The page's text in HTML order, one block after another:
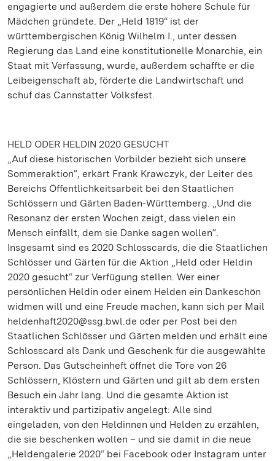
engagierte und außerdem die erste höhere Schule für
Mädchen gründete. Der „Held 1819“ ist der
württembergischen König Wilhelm I., unter dessen
Regierung das Land eine konstitutionelle Monarchie, ein
Staat mit Verfassung, wurde, außerdem schaffte er die
Leibeigenschaft ab, förderte die Landwirtschaft und
schuf das Cannstatter Volksfest.
HELD ODER HELDIN 2020 GESUCHT
„Auf diese historischen Vorbilder bezieht sich unsere
Sommeraktion“, erkärt Frank Krawczyk, der Leiter des
Bereichs Öffentlichkeitsarbeit bei den Staatlichen
Schlössern und Gärten Baden-Württemberg. „Und die
Resonanz der ersten Wochen zeigt, dass vielen ein
Mensch einfällt, dem sie Danke sagen wollen“.
Insgesamt sind es 2020 Schlosscards, die die Staatlichen
Schlösser und Gärten für die Aktion „Held oder Heldin
2020 gesucht“ zur Verfügung stellen. Wer einer
persönlichen Heldin oder einem Helden ein Dankeschön
widmen will und eine Freude machen, kann sich per Mail
heldenhaft2020@ssg.bwl.de oder per Post bei den
Staatlichen Schlösser und Gärten melden und erhält eine
Schlosscard als Dank und Geschenk für die ausgewählte
Person. Das Gutscheinheft öffnet die Tore von 26
Schlössern, Klöstern und Gärten und gilt ab dem ersten
Besuch ein Jahr lang. Und die gesamte Aktion ist
interaktiv und partizipativ angelegt: Alle sind
eingeladen, von den Heldinnen und Helden zu erzählen,
die sie beschenken wollen – und sie damit in die neue
„Heldengalerie 2020“ bei Facebook oder Instagram unter